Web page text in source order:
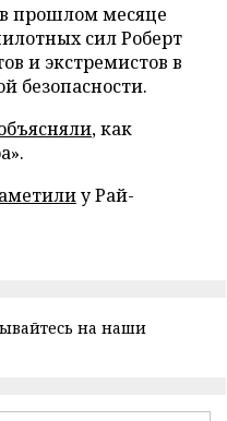
прошлом месяце
сил Роберт
и экстремистов в
безопасности.
, как
у Рай-
на наши